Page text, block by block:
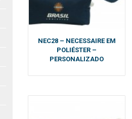
NEC28 – NECESSAIRE EM
POLIÉSTER –
PERSONALIZADO